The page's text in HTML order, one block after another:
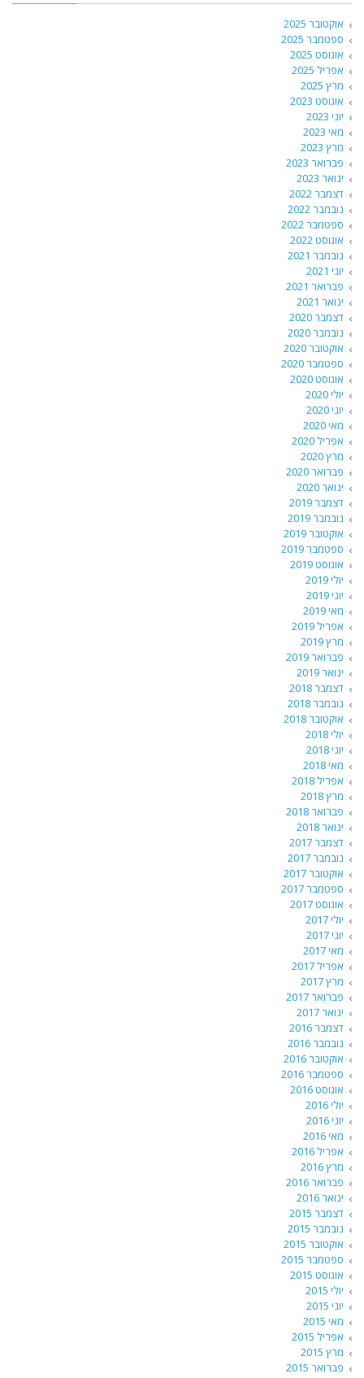
אוקטובר 2025
ספטמבר 2025
אוגוסט 2025
אפריל 2025
מרץ 2025
אוגוסט 2023
יוני 2023
מאי 2023
מרץ 2023
פברואר 2023
ינואר 2023
דצמבר 2022
נובמבר 2022
ספטמבר 2022
אוגוסט 2022
נובמבר 2021
יוני 2021
פברואר 2021
ינואר 2021
דצמבר 2020
נובמבר 2020
אוקטובר 2020
ספטמבר 2020
אוגוסט 2020
יולי 2020
יוני 2020
מאי 2020
אפריל 2020
מרץ 2020
פברואר 2020
ינואר 2020
דצמבר 2019
נובמבר 2019
אוקטובר 2019
ספטמבר 2019
אוגוסט 2019
יולי 2019
יוני 2019
מאי 2019
אפריל 2019
מרץ 2019
פברואר 2019
ינואר 2019
דצמבר 2018
נובמבר 2018
אוקטובר 2018
יולי 2018
יוני 2018
מאי 2018
אפריל 2018
מרץ 2018
פברואר 2018
ינואר 2018
דצמבר 2017
נובמבר 2017
אוקטובר 2017
ספטמבר 2017
אוגוסט 2017
יולי 2017
יוני 2017
מאי 2017
אפריל 2017
מרץ 2017
פברואר 2017
ינואר 2017
דצמבר 2016
נובמבר 2016
אוקטובר 2016
ספטמבר 2016
אוגוסט 2016
יולי 2016
יוני 2016
מאי 2016
אפריל 2016
מרץ 2016
פברואר 2016
ינואר 2016
דצמבר 2015
נובמבר 2015
אוקטובר 2015
ספטמבר 2015
אוגוסט 2015
יולי 2015
יוני 2015
מאי 2015
אפריל 2015
מרץ 2015
פברואר 2015